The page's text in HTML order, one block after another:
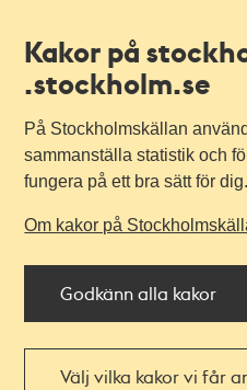
Kakor på
.stockholm.se
På Stockholmskällan
sammanställa statistik och
fungera på ett bra sätt för dig.
Om kakor på
Godkänn alla kakor
Välj vilka kakor vi får